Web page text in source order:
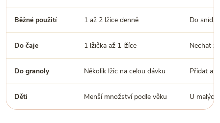
Běžné použití 1 až 2 lžíce denně Do
Do čaje 1 lžička až 1 lžíce Nechat
Do granoly Několik lžic na celou dávku Přidat až
Děti Menší množství podle věku U